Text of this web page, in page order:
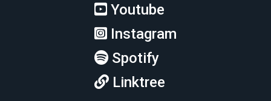
Youtube
Instagram
Spotify
Linktree